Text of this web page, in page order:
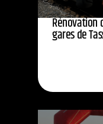
Rénovation
gares de